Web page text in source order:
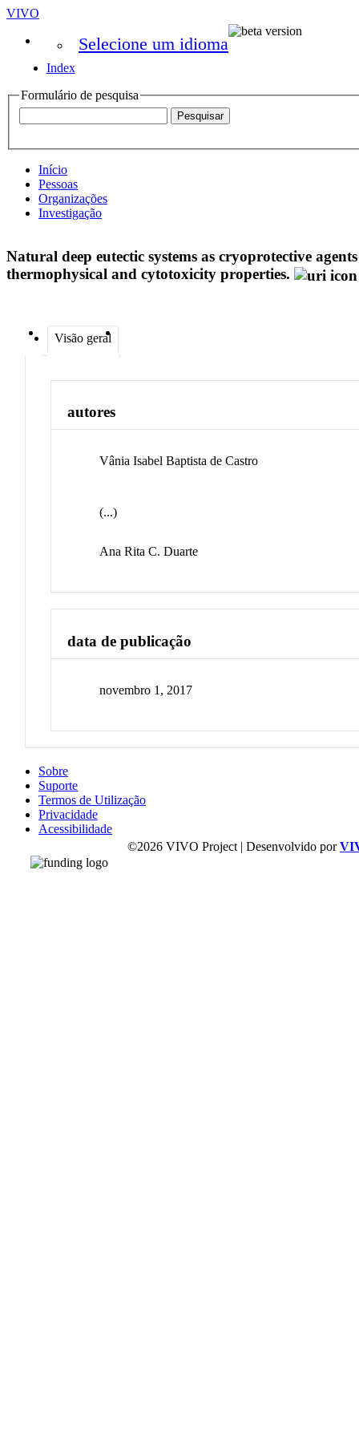
VIVO
Selecione um idioma
Index
Formulário de pesquisa
Início
Pessoas
Organizações
Investigação
Natural deep eutectic systems as cryoprotective
thermophysical and cytotoxicity properties.
Visão geral
autores
Vânia Isabel Baptista de Castro
(...)
Ana Rita C. Duarte
data de publicação
novembro 1, 2017
Sobre
Suporte
Termos de Utilização
Privacidade
Acessibilidade
©2026 VIVO Project | Desenvolvido por